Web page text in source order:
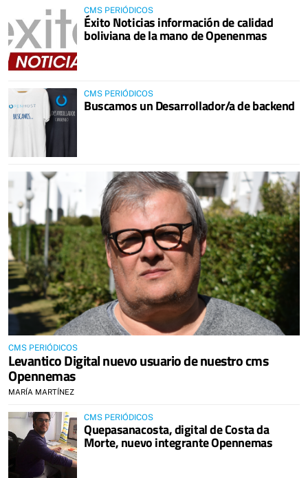
CMS PERIÓDICOS
Éxito Noticias información de calidad
boliviana de la mano de Openenmas
CMS PERIÓDICOS
Buscamos un Desarrollador/a de backend
CMS PERIÓDICOS
Levantico Digital nuevo usuario de nuestro cms
Opennemas
MARÍA MARTÍNEZ
CMS PERIÓDICOS
Quepasanacosta, digital de Costa da
Morte, nuevo integrante Opennemas